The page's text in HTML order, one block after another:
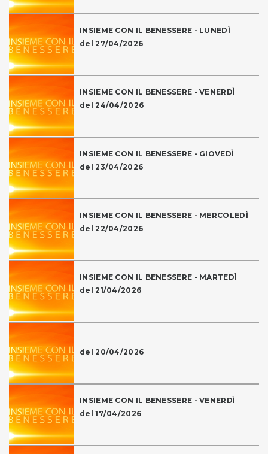
INSIEME CON IL BENESSERE - LUNEDÌ
del 27/04/2026
INSIEME CON IL BENESSERE - VENERDÌ
del 24/04/2026
INSIEME CON IL BENESSERE - GIOVEDÌ
del 23/04/2026
INSIEME CON IL BENESSERE - MERCOLEDÌ
del 22/04/2026
INSIEME CON IL BENESSERE - MARTEDÌ
del 21/04/2026
del 20/04/2026
INSIEME CON IL BENESSERE - VENERDÌ
del 17/04/2026